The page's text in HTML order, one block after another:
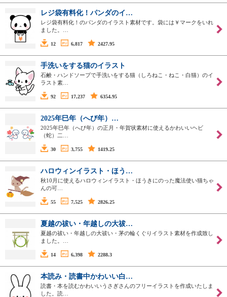
レジ袋有料化！パンダのイ…
レジ袋有料化！のパンダのイラスト素材です。袋には￥マークをいれ
ました。…
12 6,817 2427.95
手洗いをする猫のイラスト
石鹸・ハンドソープで手洗いをする猫（しろねこ・ねこ・白猫）のイ
ラスト素…
92 17,237 6354.95
2025年巳年（へび年）…
2025年巳年（へび年）の正月・年賀状素材に使えるかわいいヘビ
（蛇）二…
30 3,755 1419.25
ハロウィンイラスト・ほう…
秋10月に使えるハロウィンイラスト・ほうきにのった魔法使い猫ちゃ
んの可…
55 7,525 2826.25
夏越の祓い・年越しの大祓…
夏越の祓い・年越しの大祓い・茅の輪くぐりイラスト素材を作成致し
ました。…
14 6,398 2288.3
本読み・読書中かわいい白…
読書・本を読むかわいいうさぎさんのフリーイラストを作成いたしま
した。読…